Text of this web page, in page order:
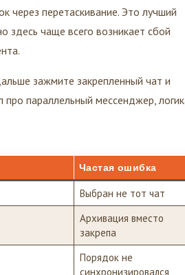
через перетаскивание. Это лучший
здесь чаще всего возникает сбой
зажмите закрепленный чат и
параллельный мессенджер,
Частая ошибка
Выбран не тот чат
Архивация вместо
закрепа
Порядок не
синхронизировался